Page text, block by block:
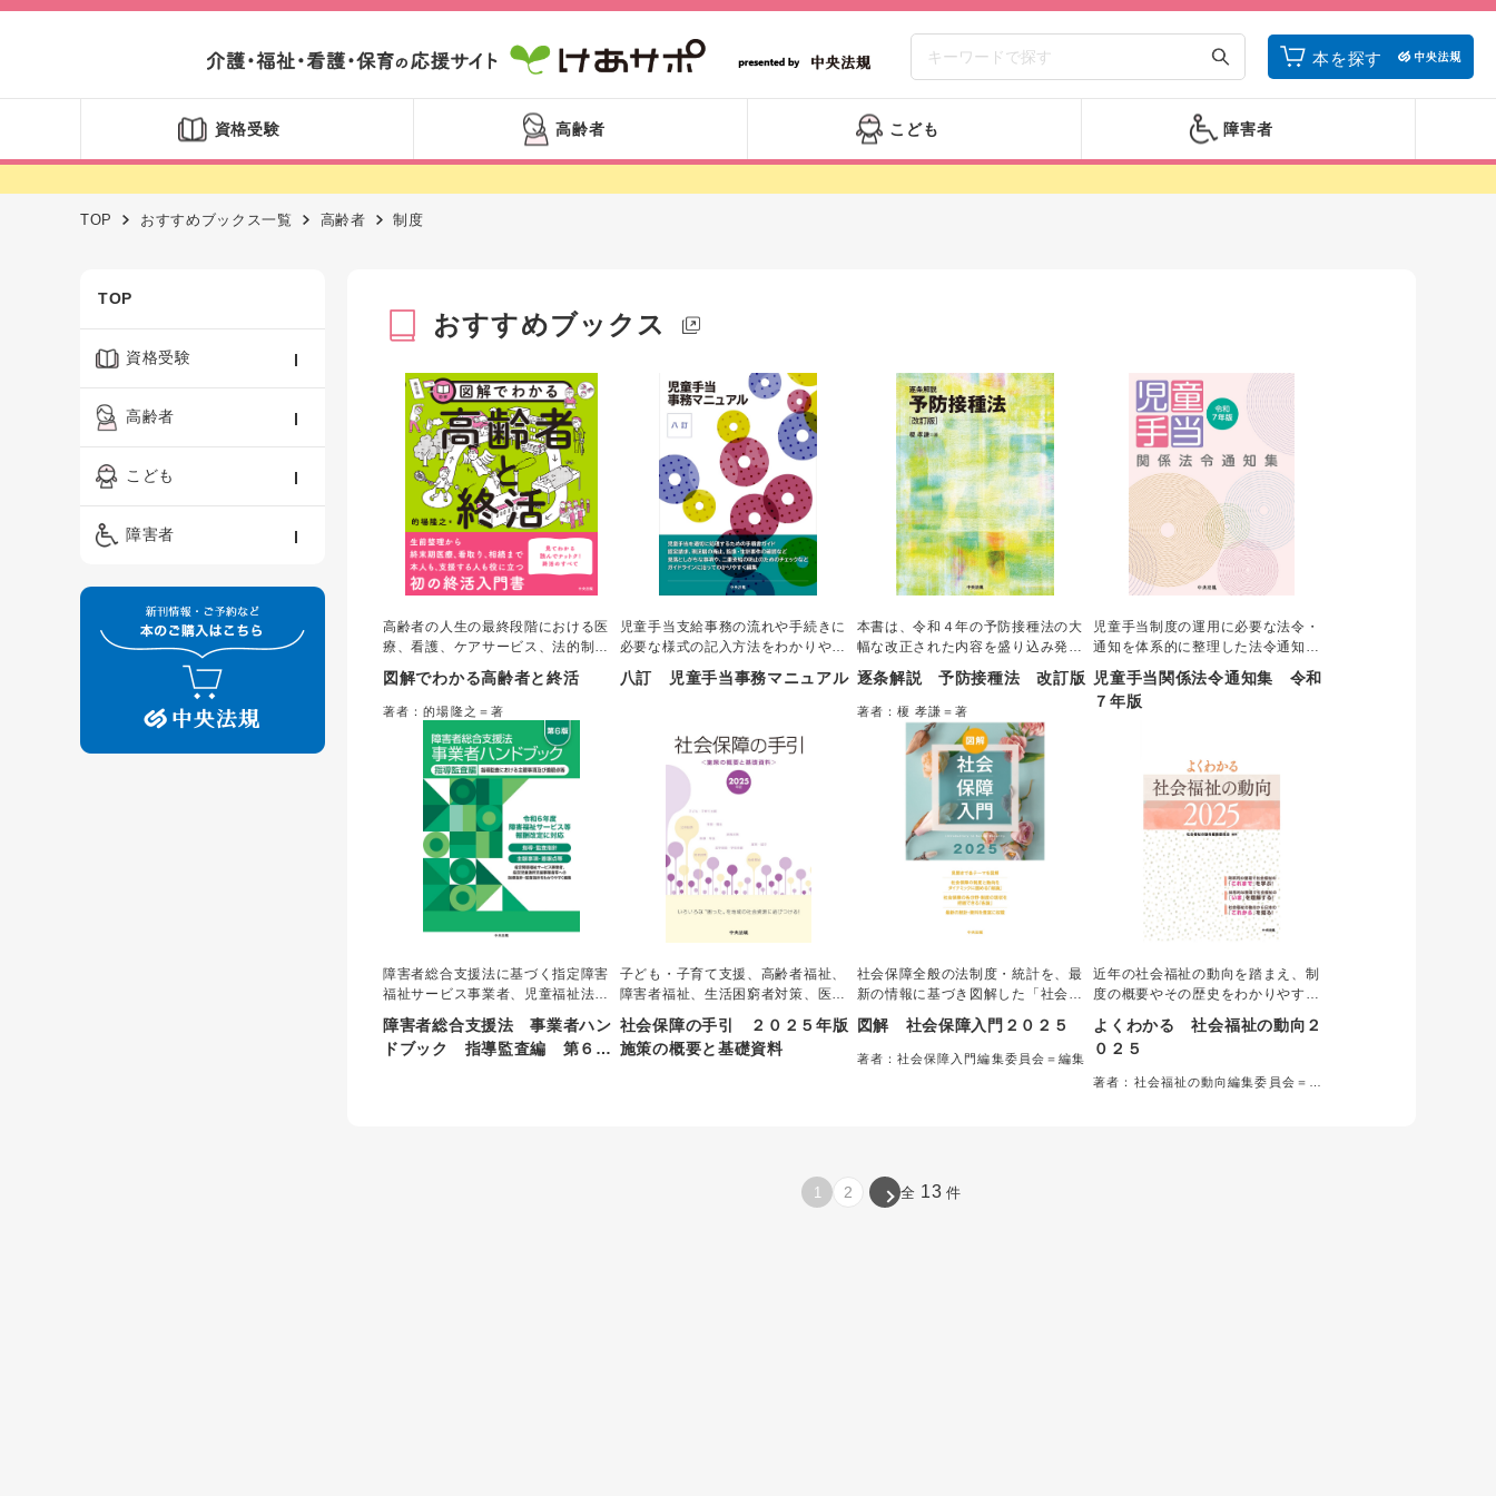
本を探す
資格受験 高齢者 こども 障害者
TOP おすすめブックス一覧 高齢者 制度
TOP
資格受験
ケアマネジャー
精神保健福祉士
保育士
高齢者
認知症ケア・介護技術
ーシャルワーク
看護
制度
こども
保育・教育／発達障害
障害者
障害者支援・福祉
おすすめブックス
高齢者の人生の最終段階における医
療、看護、ケアサービス、法的制
度、終末期に関する用語をわかりや
すくまとめた初の「終活入門書」。
著者が持つ、行政書士・看護師・介
護支援専門員の資格を活かし、医
療・福祉・法務の各分野を横断した
他書にはない包括的な実践解説が特
図解でわかる高齢者と終活
著者：的場隆之＝著
児童手当支給事務の流れや手続きに
必要な様式の記入方法をわかりやす
くまとめた事務処理マニュアルの最
新版。児童手当関係事務処理通知を
10月の改正に伴う所得制限の撤廃や
支給額の見直しなどを反映し発行。
八訂 児童手当事務マニュアル
本書は、令和４年の予防接種法の大
幅な改正された内容を盛り込み発
行。令和７年施行の全世代対応型の
持続可能な社会保障制度を構築する
ための健康保険法等の一部を改正す
る法律附則第２４条の規定による改
正までを反映し、その他の法令は令
和６年４月１日の時点の内容で発
逐条解説 予防接種法 改訂版
著者：榎 孝謙＝著
児童手当制度の運用に必要な法令・
通知を体系的に整理した法令通知
集。児童手当法・政令・省令の改正
が令和6年 10 月1日から施行される
ことに伴う改正に対応。ガイドライ
通知集として刊行。
児童手当関係法令通知集 令和
７年版
障害者総合支援法に基づく指定障害
福祉サービス事業者、児童福祉法に
基づく障害児通所支援等事業者等に
対する指導監査要綱をまとめた通知
集の改訂版。令和6年度に行われた障
障害者総合支援法 事業者ハン
ドブック 指導監査編 第６
子ども・子育て支援、高齢者福祉、
障害者福祉、生活困窮者対策、医
療・年金制度、就労支援等、日常生
活を支える社会保障制度を１５項目
に分類し、暮らしに役立つ社会サー
社会保障の手引 ２０２５年版
施策の概要と基礎資料
社会保障全般の法制度・統計を、最
新の情報に基づき図解した「社会保
障」の入門書。初めて社会保障制度
を学ぶ方のための学習書として、医
療福祉論、社会福祉概論の教材とし
図解 社会保障入門２０２５
著者：社会保障入門編集委員会＝編集
近年の社会福祉の動向を踏まえ、制
度の概要やその歴史をわかりやすく
解説。2025年版では、孤独・孤立対
策や異次元の少子化対策など近年強
化・推進されている項目のほか、災
害支援などのトピックを新たに追
よくわかる 社会福祉の動向２
０２５
著者：社会福祉の動向編集委員会＝編
1 2 全 13 件